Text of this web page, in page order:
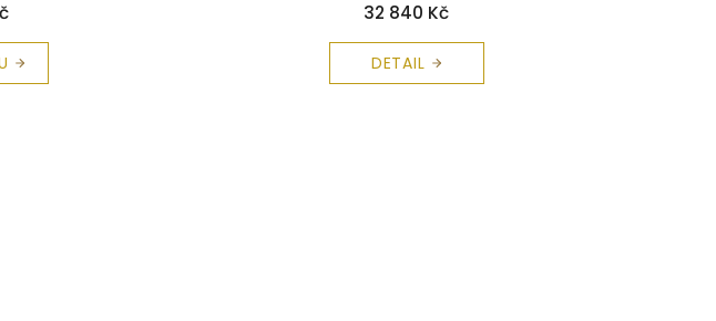
32 840 Kč
DETAIL